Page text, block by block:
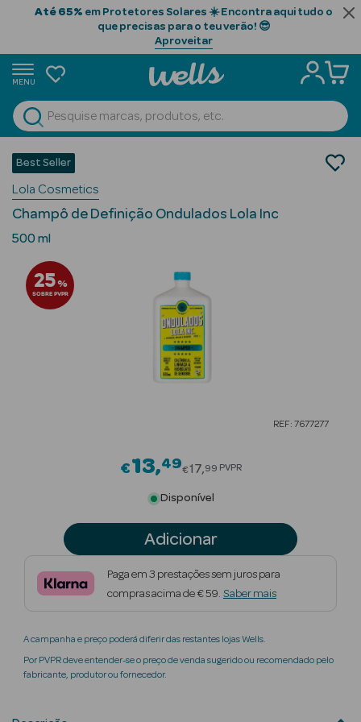
Até 65% em Protetores Solares ☀️ Encontra aqui tudo o
que precisas para o teu verão! 😎
Aproveitar
MENU
Ver Tudo
Beauty Season
Cabelo
Profissional
Beauty Season
Cosmética
Beauty Season
Beauty Season
Maquilhagem
Beauty Season
Perfumes
Cabelo
Champôs
Best Seller
Lola Cosmetics
Champô de Definição Ondulados Lola Inc
500 ml
25%
SOBRE PVPR
REF: 7677277
€13 49Price reduced from
€17 99 PVPR
Disponível
Adicionar
Paga em 3 prestações sem juros para
compras acima de € 59. Saber mais
A campanha e preço poderá diferir das restantes lojas Wells.
Por PVPR deve entender-se o preço de venda sugerido ou recomendado pelo
fabricante, produtor ou fornecedor.